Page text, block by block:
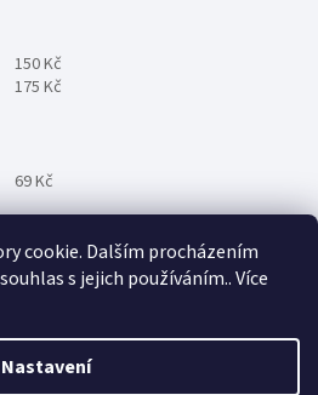
cookie. Dalším procházením
s jejich používáním.. Více
Nastavení
150 Kč
175 Kč
69 Kč
89 Kč